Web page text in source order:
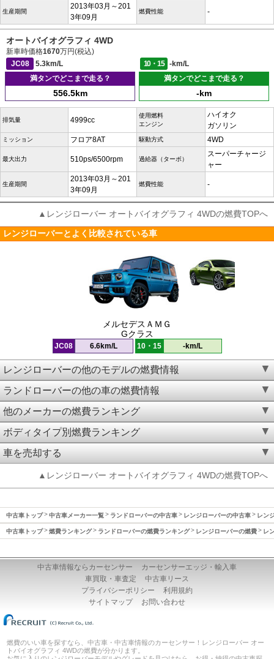
生産期間
2013年03月～201
3年09月
燃費性能 -
オートバイオグラフィ 4WD
新車時価格1670万円(税込)
JC08
5.3km/L 10・15
-km/L
満タンでどこまで走る？
556.5km
満タンでどこまで走る？
-km
排気量 4999cc
使用燃料
エンジン
ハイオク
ガソリン
ミッション フロア8AT 駆動方式 4WD
最大出力 510ps/6500rpm 過給器（ターボ）
スーパーチャージ
ャー
生産期間
2013年03月～201
3年09月
燃費性能 -
▲レンジローバー オートバイオグラフィ 4WDの燃費TOPへ
レンジローバーとよく比較されている車
メルセデスＡＭＧ
Gクラス
JC08 6.6km/L 10・15 -km/L
レンジローバーの他のモデルの燃費情報
ランドローバーの他の車の燃費情報
他のメーカーの燃費ランキング
ボディタイプ別燃費ランキング
車を売却する
▲レンジローバー オートバイオグラフィ 4WDの燃費TOPへ
中古車トップ 中古車メーカー一覧 ランドローバーの中古車 レンジローバーの中古車 レン
中古車トップ 燃費ランキング ランドローバーの燃費ランキング レンジローバーの燃費 レ
中古車情報ならカーセンサー
カーセンサーエッジ・輸入車
車買取・車査定
中古車リース
プライバシーポリシー
利用規約
サイトマップ
お問い合わせ
燃費のいい車を探すなら、中古車・中古車情報のカーセンサー！レンジローバー オー
トバイオグラフィ 4WDの燃費が分かります。